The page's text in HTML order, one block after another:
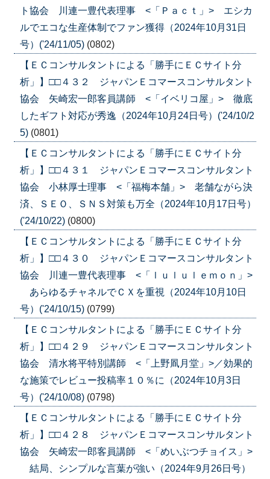
ト協会 川連一豊代表理事 <「Ｐａｃｔ」> エシカ
ルでエコな生産体制でファン獲得（2024年10月31日
号）('24/11/05) (0802)
【ＥＣコンサルタントによる「勝手にＥＣサイト分
析」】□□４３２ ジャパンＥコマースコンサルタント
協会 矢崎宏一郎客員講師 <「イベリコ屋」> 徹底
したギフト対応が秀逸（2024年10月24日号）('24/10/2
5) (0801)
【ＥＣコンサルタントによる「勝手にＥＣサイト分
析」】□□４３１ ジャパンＥコマースコンサルタント
協会 小林厚士理事 <「福梅本舗」> 老舗ながら決
済、ＳＥＯ、ＳＮＳ対策も万全（2024年10月17日号）
('24/10/22) (0800)
【ＥＣコンサルタントによる「勝手にＥＣサイト分
析」】□□４３０ ジャパンＥコマースコンサルタント
協会 川連一豊代表理事 <「ｌｕｌｕｌｅｍｏｎ」>
あらゆるチャネルでＣＸを重視（2024年10月10日
号）('24/10/15) (0799)
【ＥＣコンサルタントによる「勝手にＥＣサイト分
析」】□□４２９ ジャパンＥコマースコンサルタント
協会 清水将平特別講師 <「上野凮月堂」>／効果的
な施策でレビュー投稿率１０％に（2024年10月3日
号）('24/10/08) (0798)
【ＥＣコンサルタントによる「勝手にＥＣサイト分
析」】□□４２８ ジャパンＥコマースコンサルタント
協会 矢崎宏一郎客員講師 <「めいぶつチョイス」>
結局、シンプルな言葉が強い（2024年9月26日号）